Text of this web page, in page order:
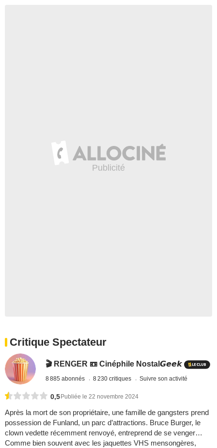
Critique Spectateur
🎬 RENGER 📼 Cinéphile Nostal𝙂𝙚𝙚𝙠
8 885 abonnés 8 230 critiques Suivre son activité
0,5 Publiée le 22 novembre 2024
Après la mort de son propriétaire, une famille de gangsters prend
possession de Funland, un parc d’attractions. Bruce Burger, le
clown vedette récemment renvoyé, entreprend de se venger…
Comme bien souvent avec les jaquettes VHS mensongères,